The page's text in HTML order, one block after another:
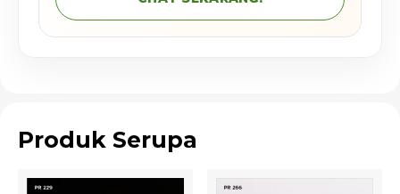
Produk Serupa